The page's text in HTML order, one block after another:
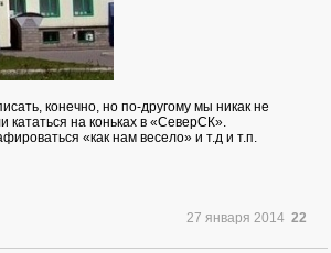
конечно, но по-другому мы никак не
кататься на коньках в «СеверСК».
«как нам весело» и т.д и т.п.
27 января 2014 22